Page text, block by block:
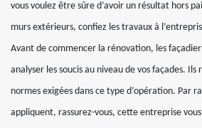
vous voulez être sûre d’avoir un résultat hors
murs extérieurs, confiez les travaux à
Avant de commencer la rénovation, les
analyser les soucis au niveau de vos façades.
normes exigées dans ce type d’opération. Par
appliquent, rassurez-vous, cette entreprise